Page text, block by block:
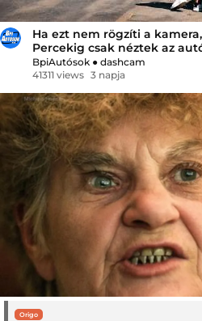
Ha ezt nem rögzíti a kamera,
Percekig csak néztek az
BpiAutósok ● dashcam
41311 views 3 napja
Origo